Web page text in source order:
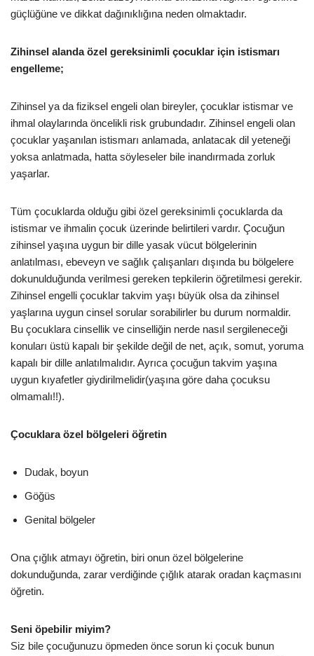
güçlüğüne ve dikkat dağınıklığına neden olmaktadır.
Zihinsel alanda özel gereksinimli çocuklar için istismarı
engelleme;
Zihinsel ya da fiziksel engeli olan bireyler, çocuklar istismar ve
ihmal olaylarında öncelikli risk grubundadır. Zihinsel engeli olan
çocuklar yaşanılan istismarı anlamada, anlatacak dil yeteneği
yoksa anlatmada, hatta söyleseler bile inandırmada zorluk
yaşarlar.
Tüm çocuklarda olduğu gibi özel gereksinimli çocuklarda da
istismar ve ihmalin çocuk üzerinde belirtileri vardır. Çocuğun
zihinsel yaşına uygun bir dille yasak vücut bölgelerinin
anlatılması, ebeveyn ve sağlık çalışanları dışında bu bölgelere
dokunulduğunda verilmesi gereken tepkilerin öğretilmesi gerekir.
Zihinsel engelli çocuklar takvim yaşı büyük olsa da zihinsel
yaşlarına uygun cinsel sorular sorabilirler bu durum normaldir.
Bu çocuklara cinsellik ve cinselliğin nerde nasıl sergileneceği
konuları üstü kapalı bir şekilde değil de net, açık, somut, yoruma
kapalı bir dille anlatılmalıdır. Ayrıca çocuğun takvim yaşına
uygun kıyafetler giydirilmelidir(yaşına göre daha çocuksu
olmamalı!!).
Çocuklara özel bölgeleri öğretin
Dudak, boyun
Göğüs
Genital bölgeler
Ona çığlık atmayı öğretin, biri onun özel bölgelerine
dokunduğunda, zarar verdiğinde çığlık atarak oradan kaçmasını
öğretin.
Seni öpebilir miyim?
Siz bile çocuğunuzu öpmeden önce sorun ki çocuk bunun